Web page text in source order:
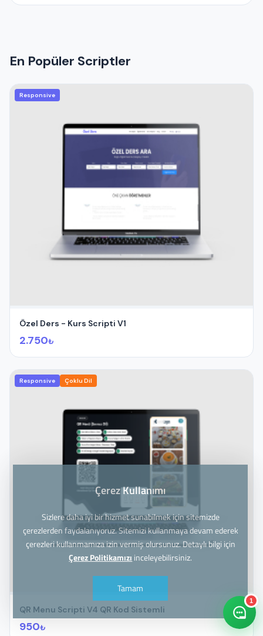
En Popüler Scriptler
Responsive
Özel Ders - Kurs Scripti V1
2.750₺
Responsive Çoklu Dil
QR Menu Scripti V4 QR Kod Sistemli
950₺
1
Çerez Kullanımı
Sizlere daha iyi bir hizmet sunabilmek için sitemizde
çerezlerden faydalanıyoruz. Sitemizi kullanmaya devam ederek
çerezleri kullanmamıza izin vermiş olursunuz. Detaylı bilgi için
Çerez Politikamızı inceleyebilirsiniz.
Tamam